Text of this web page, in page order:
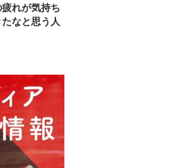
れが気持ち
なと思う人